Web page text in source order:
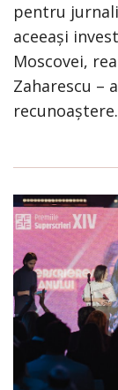
pentru
aceeași
Moscovei,
Zaharescu –